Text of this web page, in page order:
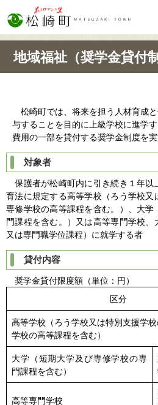
地域福祉（奨学金貸付制
松崎町では、将来を担う人材育成
与することを目的に上級学校に進学
費用の一部を貸付する奨学金制度を実
対象者
保護者が松崎町内に引き続き１年以
育法に規定する高等学校（ろう学校
専修学校の高等課程を含む。）、大
門課程を含む。）又は高等専門学校
又は専門職学位課程）に就学する者
貸付内容
奨学金貸付限度額（単位：円）
区分
高等学校（ろう学校又は特別支援学
学校の高等課程を含む）
大学（短期大学及び専修学校の専
門課程を含む）
高等専門学校